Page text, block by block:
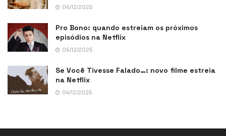
06/12/2025
Pro Bono: quando estreiam os próximos
episódios na Netflix
06/12/2025
Se Você Tivesse Falado…: novo filme estreia
na Netflix
04/12/2025